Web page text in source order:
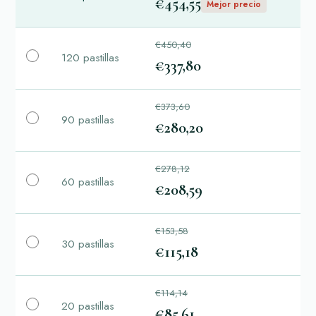
€454,55 Mejor precio
120 pastillas
€450,40
€337,80
90 pastillas
€373,60
€280,20
60 pastillas
€278,12
€208,59
30 pastillas
€153,58
€115,18
20 pastillas
€114,14